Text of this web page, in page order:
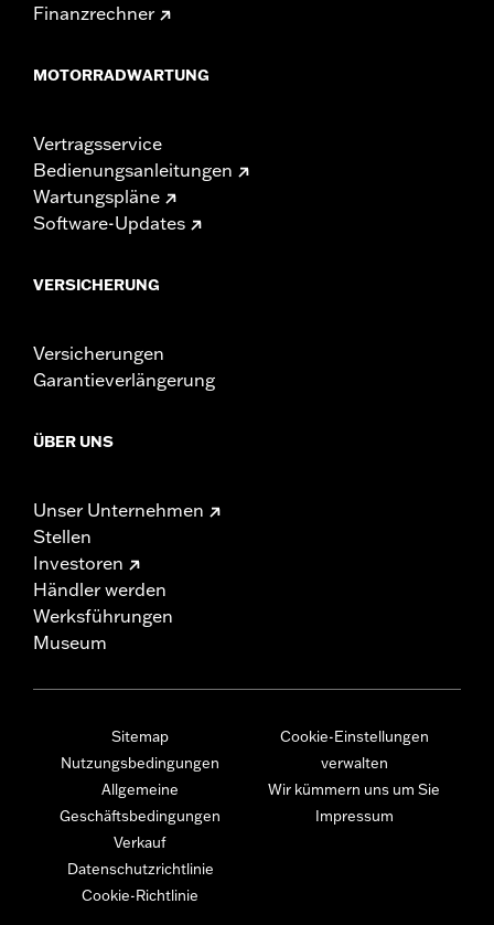
Finanzrechner
MOTORRADWARTUNG
Vertragsservice
Bedienungsanleitungen
Wartungspläne
Software-Updates
VERSICHERUNG
Versicherungen
Garantieverlängerung
ÜBER UNS
Unser Unternehmen
Stellen
Investoren
Händler werden
Werksführungen
Museum
Sitemap
Nutzungsbedingungen
Allgemeine
Geschäftsbedingungen
Verkauf
Datenschutzrichtlinie
Cookie-Richtlinie
Cookie-Einstellungen
verwalten
Wir kümmern uns um Sie
Impressum